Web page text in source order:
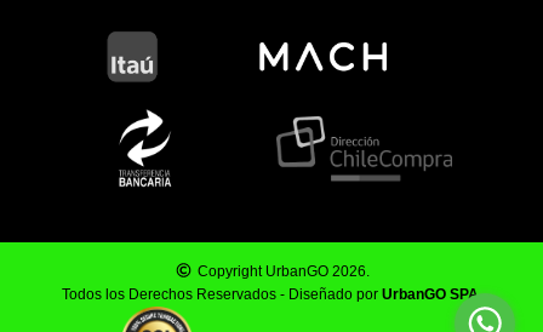
Copyright UrbanGO 2026.
Todos los Derechos Reservados - Diseñado por UrbanGO SPA.